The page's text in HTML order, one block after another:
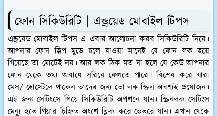
ফোন সিকিউরিটি | এন্ড্রয়েড মোবাইল টিপস
এন্ড্রয়েড মোবাইল টিপস এ এবার আলোচনা করব সিকিউরিটি নিয়ে।
আপনার ফোন স্লিপ মুডে চলে যাওয়া মানেই যে ফোন লক হয়ে
গিয়েছে তা মোটেই নয়। আর লক ঠিক মত না হলে যে কেউ আপনার
ফোন থেকে তথ্য অবাধে সরিয়ে ফেলতে পারে। বিশেষ করে যারা
মেস/ হোস্টেলে থাকেন তাদের জন্য তো লক স্ক্রিন অবশ্যই প্রয়োজন।
এই জন্য সেটিংসে গিয়ে সিকিউরিটি অপশনে যান। স্ক্রিনলক সেটিংস
মেন্যু হতে গিয়ার চিহ্নিত অংশে ক্লিক করে ভেতরে যান। এখান থেকে